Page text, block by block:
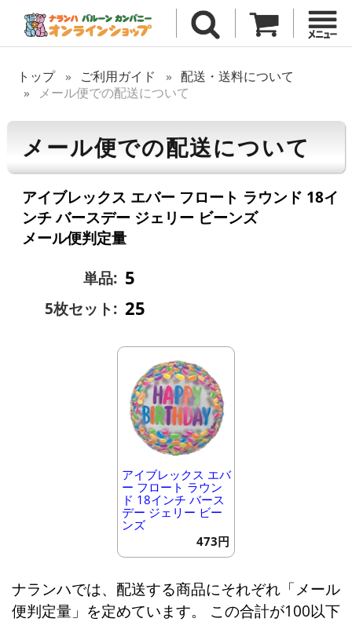
トップ ご利用ガイド
配送・送料について
メール便での配送について
メール便での配送について
アイブレックス エバー フロート ラウンド 18イ
ンチ バースデー ジェリー ビーンズ
メール便判定量
単品: 5
5枚セット: 25
アイブレックス エバ
ー フロート ラウン
ド 18インチ バース
デー ジェリー ビー
ンズ
473円
ナランハでは、配送する商品にそれぞれ「メール
便判定量」を定めています。 この合計が100以下